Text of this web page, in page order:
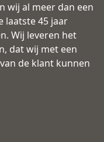
wij al meer dan een
laatste 45 jaar
Wij leveren het
dat wij met een
de klant kunnen